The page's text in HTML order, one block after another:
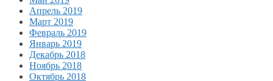
Апрель 2019
Март 2019
Февраль 2019
Январь 2019
Декабрь 2018
Ноябрь 2018
Октябрь 2018